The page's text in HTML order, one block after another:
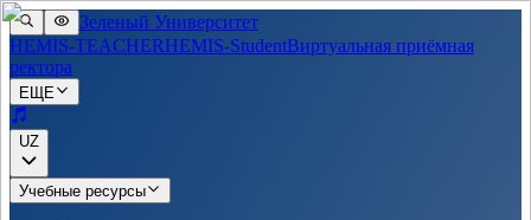
Зеленый Университет
HEMIS-TEACHERHEMIS-StudentВиртуальная приёмная
ректора
ЕЩЕ
UZ
Учебные ресурсы